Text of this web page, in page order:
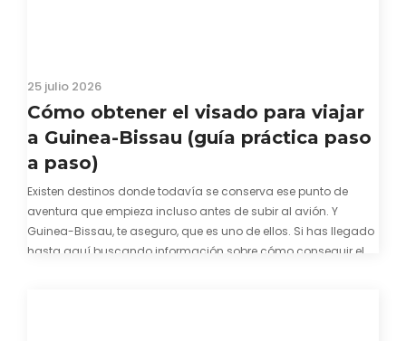
25 julio 2026
Cómo obtener el visado para viajar
a Guinea-Bissau (guía práctica paso
a paso)
Existen destinos donde todavía se conserva ese punto de
aventura que empieza incluso antes de subir al avión. Y
Guinea-Bissau, te aseguro, que es uno de ellos. Si has llegado
hasta aquí buscando información sobre cómo conseguir el